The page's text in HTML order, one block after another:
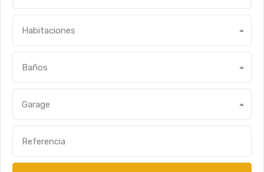
Habitaciones
Baños
Garage